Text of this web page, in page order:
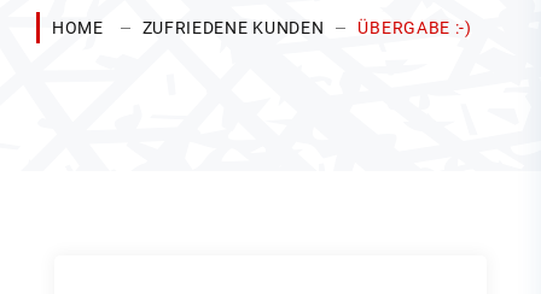
HOME ZUFRIEDENE KUNDEN ÜBERGABE :-)